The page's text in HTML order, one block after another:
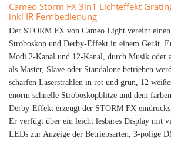
Cameo Storm FX 3in1 Lichteffekt
inkl IR Fernbedienung
Der STORM FX von Cameo Light vereint
Stroboskop und Derby-Effekt in einem Gerät.
Modi 2-Kanal und 12-Kanal, durch Musik oder
als Master, Slave oder Standalone betrieben
scharfen Laserstrahlen in rot und grün, 12
enorm schnelle Stroboskopblitze und dem
Derby-Effekt erzeugt der STORM FX
Er verfügt über ein leicht lesbares Display mit
LEDs zur Anzeige der Betriebsarten, 3-polige